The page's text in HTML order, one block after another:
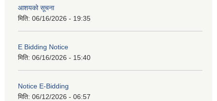
आशयको सूचना
मिति: 06/16/2026 - 19:35
E Bidding Notice
मिति: 06/16/2026 - 15:40
Notice E-Bidding
मिति: 06/12/2026 - 06:57